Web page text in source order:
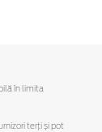
în limita
terți și pot